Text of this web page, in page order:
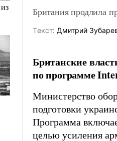
Британия продлила
Tекст: Дмитрий
Британские
по программе
Министерство
подготовки
Программа
целью усиления